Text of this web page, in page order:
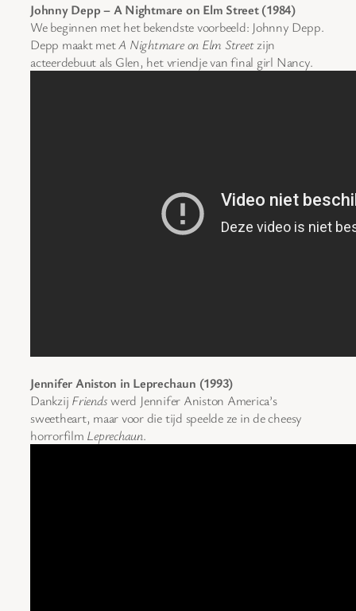
Johnny Depp – A Nightmare on Elm Street (1984)
We beginnen met het bekendste voorbeeld: Johnny Depp.
Depp maakt metA Nightmare on Elm Streetzijn
acteerdebuut als Glen, het vriendje van final girl Nancy.
Jennifer Aniston in Leprechaun (1993)
Dankzij Friendswerd Jennifer Aniston America’s
sweetheart, maar voor die tijd speelde ze in de cheesy
horrorfilm Leprechaun.